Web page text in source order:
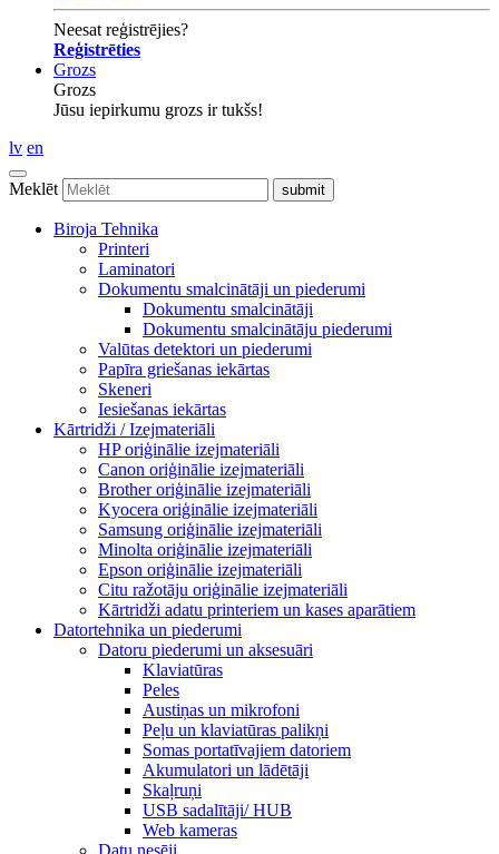
Neesat reģistrējies?
Reģistrēties
Grozs
Grozs
Jūsu iepirkumu grozs ir tukšs!
lv en
Meklēt
Biroja Tehnika
Printeri
Laminatori
Dokumentu smalcinātāji un piederumi
Dokumentu smalcinātāji
Dokumentu smalcinātāju piederumi
Valūtas detektori un piederumi
Papīra griešanas iekārtas
Skeneri
Iesiešanas iekārtas
Kārtridži / Izejmateriāli
HP oriģinālie izejmateriāli
Canon oriģinālie izejmateriāli
Brother oriģinālie izejmateriāli
Kyocera oriģinālie izejmateriāli
Samsung oriģinālie izejmateriāli
Minolta oriģinālie izejmateriāli
Epson oriģinālie izejmateriāli
Citu ražotāju oriģinālie izejmateriāli
Kārtridži adatu printeriem un kases aparātiem
Datortehnika un piederumi
Datoru piederumi un aksesuāri
Klaviatūras
Peles
Austiņas un mikrofoni
Peļu un klaviatūras palikņi
Somas portatīvajiem datoriem
Akumulatori un lādētāji
Skaļruņi
USB sadalītāji/ HUB
Web kameras
Datu nesēji